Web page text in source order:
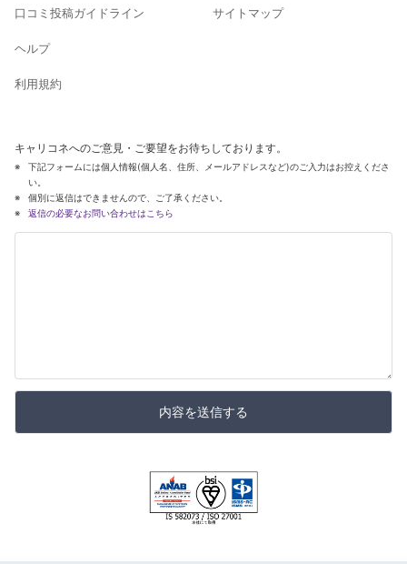
口コミ投稿ガイドライン
ヘルプ
利用規約
サイトマップ
キャリコネへのご意見・ご要望をお待ちしております。
下記フォームには個人情報(個人名、住所、メールアドレスなど)のご入力はお控えくださ
い。
個別に返信はできませんので、ご了承ください。
返信の必要なお問い合わせはこちら
内容を送信する